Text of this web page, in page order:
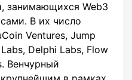
занимающихся Web3
В их число
Ventures, Jump
Delphi Labs, Flow
Венчурный